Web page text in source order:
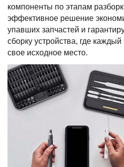
компоненты по этапам
эффективное решение
упавших запчастей и
сборку устройства, где
свое исходное место.